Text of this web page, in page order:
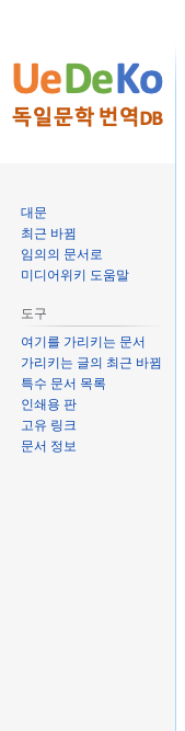
대문
최근 바뀜
임의의 문서로
미디어위키 도움말
도구
여기를 가리키는 문서
가리키는 글의 최근 바뀜
특수 문서 목록
인쇄용 판
고유 링크
문서 정보